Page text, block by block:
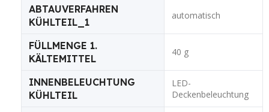
ABTAUVERFAHREN
KÜHLTEIL_1
automatisch
FÜLLMENGE 1.
KÄLTEMITTEL
40 g
INNENBELEUCHTUNG
KÜHLTEIL
LED-
Deckenbeleuchtung